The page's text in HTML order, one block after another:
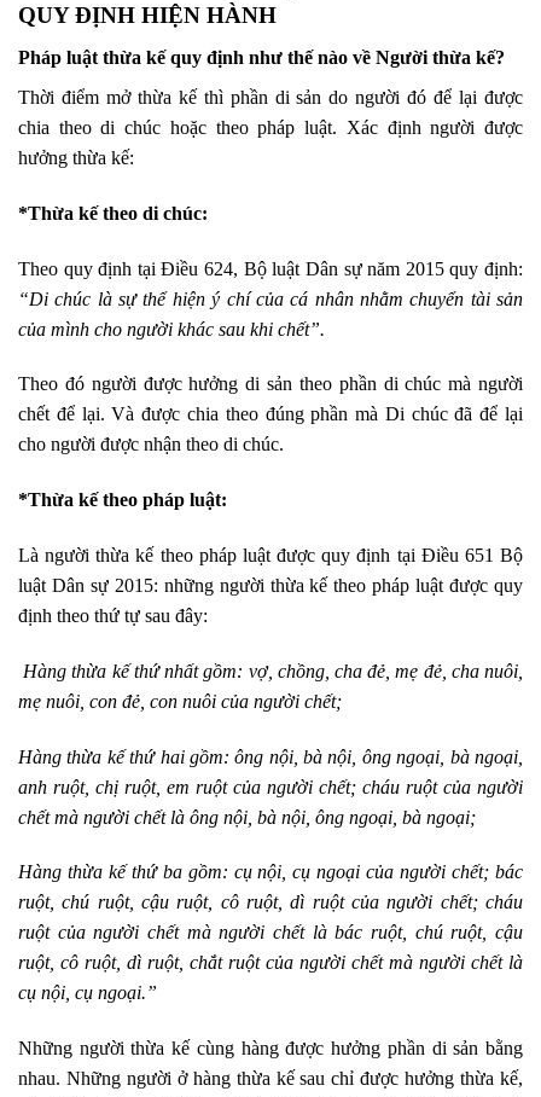
QUY ĐỊNH HIỆN HÀNH
Pháp luật thừa kế quy định như thế nào về Người thừa kế?
Thời điểm mở thừa kế thì phần di sản do người đó để lại được
chia theo di chúc hoặc theo pháp luật. Xác định người được
hưởng thừa kế:
*Thừa kế theo di chúc:
Theo quy định tại Điều 624, Bộ luật Dân sự năm 2015 quy định:
“Di chúc là sự thể hiện ý chí của cá nhân nhằm chuyển tài sản
của mình cho người khác sau khi chết”.
Theo đó người được hưởng di sản theo phần di chúc mà người
chết để lại. Và được chia theo đúng phần mà Di chúc đã để lại
cho người được nhận theo di chúc.
*Thừa kế theo pháp luật:
Là người thừa kế theo pháp luật được quy định tại Điều 651 Bộ
luật Dân sự 2015: những người thừa kế theo pháp luật được quy
định theo thứ tự sau đây:
Hàng thừa kế thứ nhất gồm: vợ, chồng, cha đẻ, mẹ đẻ, cha nuôi,
mẹ nuôi, con đẻ, con nuôi của người chết;
Hàng thừa kế thứ hai gồm: ông nội, bà nội, ông ngoại, bà ngoại,
anh ruột, chị ruột, em ruột của người chết; cháu ruột của người
chết mà người chết là ông nội, bà nội, ông ngoại, bà ngoại;
Hàng thừa kế thứ ba gồm: cụ nội, cụ ngoại của người chết; bác
ruột, chú ruột, cậu ruột, cô ruột, dì ruột của người chết; cháu
ruột của người chết mà người chết là bác ruột, chú ruột, cậu
ruột, cô ruột, dì ruột, chắt ruột của người chết mà người chết là
cụ nội, cụ ngoại.”
Những người thừa kế cùng hàng được hưởng phần di sản bằng
nhau. Những người ở hàng thừa kế sau chỉ được hưởng thừa kế,